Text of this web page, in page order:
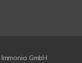
Immonia GmbH